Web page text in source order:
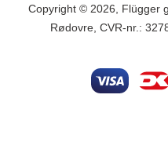
Copyright © 2026, Flügger
Rødovre, CVR-nr.: